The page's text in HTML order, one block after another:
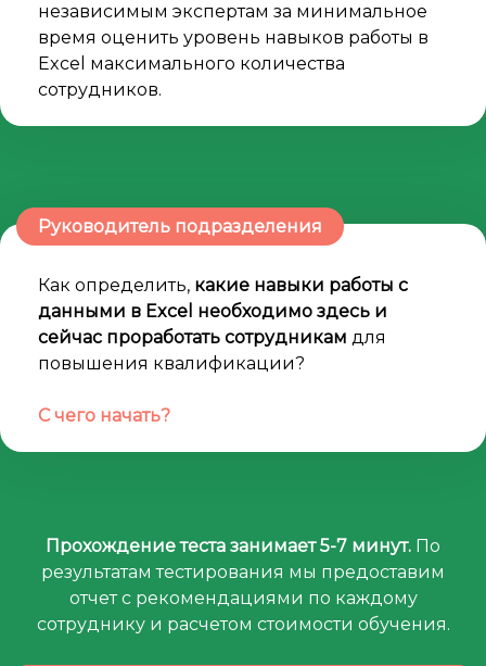
независимым экспертам за минимальное
время оценить уровень навыков работы в
Excel максимального количества
сотрудников.
Руководитель подразделения
Как определить, какие навыки работы с
данными в Excel необходимо здесь и
сейчас проработать сотрудникам для
повышения квалификации?
С чего начать?
Прохождение теста занимает 5-7 минут. По
результатам тестирования мы предоставим
отчет с рекомендациями по каждому
сотруднику и расчетом стоимости обучения.